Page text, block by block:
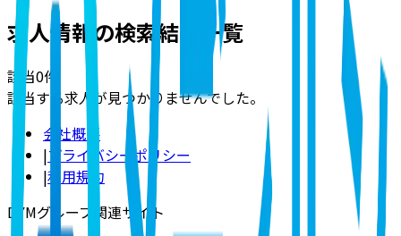
求人情報の検索結果一覧
該当0件
該当する求人が見つかりませんでした。
会社概要
|プライバシーポリシー
|利用規約
DYMグループ関連サイト